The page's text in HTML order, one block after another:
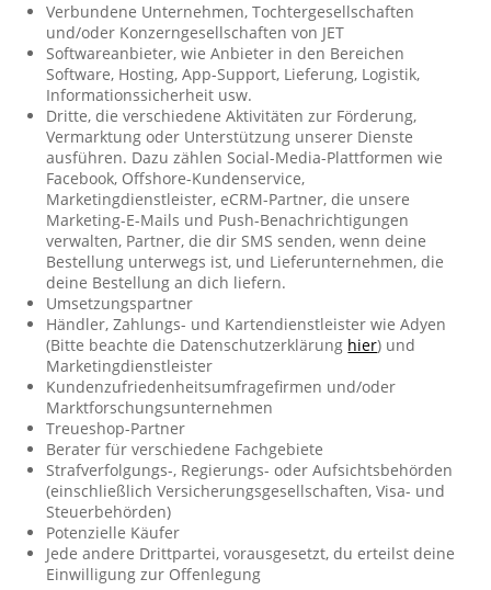
Verbundene Unternehmen, Tochtergesellschaften
und/oder Konzerngesellschaften von JET
Softwareanbieter, wie Anbieter in den Bereichen
Software, Hosting, App-Support, Lieferung, Logistik,
Informationssicherheit usw.
Dritte, die verschiedene Aktivitäten zur Förderung,
Vermarktung oder Unterstützung unserer Dienste
ausführen. Dazu zählen Social-Media-Plattformen wie
Facebook, Offshore-Kundenservice,
Marketingdienstleister, eCRM-Partner, die unsere
Marketing-E-Mails und Push-Benachrichtigungen
verwalten, Partner, die dir SMS senden, wenn deine
Bestellung unterwegs ist, und Lieferunternehmen, die
deine Bestellung an dich liefern.
Umsetzungspartner
Händler, Zahlungs- und Kartendienstleister wie Adyen
(Bitte beachte die Datenschutzerklärung hier) und
Marketingdienstleister
Kundenzufriedenheitsumfragefirmen und/oder
Marktforschungsunternehmen
Treueshop-Partner
Berater für verschiedene Fachgebiete
Strafverfolgungs-, Regierungs- oder Aufsichtsbehörden
(einschließlich Versicherungsgesellschaften, Visa- und
Steuerbehörden)
Potenzielle Käufer
Jede andere Drittpartei, vorausgesetzt, du erteilst deine
Einwilligung zur Offenlegung